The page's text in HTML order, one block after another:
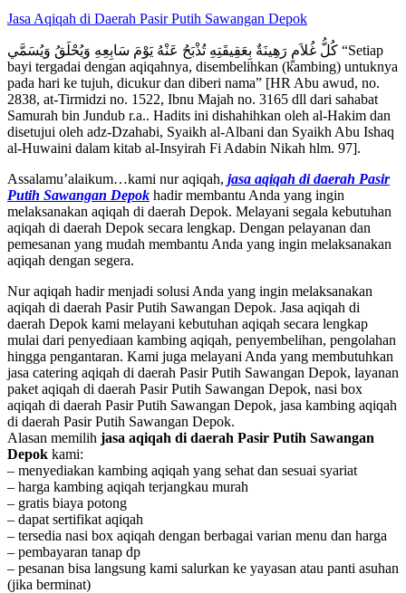
Jasa Aqiqah di Daerah Pasir Putih Sawangan Depok
كُلُّ غُلاَمٍ رَهِينَةٌ بِعَقِيقَتِهِ تُذْبَحُ عَنْهُ يَوْمَ سَابِعِهِ وَيُحْلَقُ وَيُسَمَّي “Setiap
bayi tergadai dengan aqiqahnya, disembelihkan (kambing) untuknya
pada hari ke tujuh, dicukur dan diberi nama” [HR Abu awud, no.
2838, at-Tirmidzi no. 1522, Ibnu Majah no. 3165 dll dari sahabat
Samurah bin Jundub r.a.. Hadits ini dishahihkan oleh al-Hakim dan
disetujui oleh adz-Dzahabi, Syaikh al-Albani dan Syaikh Abu Ishaq
al-Huwaini dalam kitab al-Insyirah Fi Adabin Nikah hlm. 97].
Assalamu’alaikum…kami nur aqiqah, jasa aqiqah di daerah Pasir
Putih Sawangan Depok hadir membantu Anda yang ingin
melaksanakan aqiqah di daerah Depok. Melayani segala kebutuhan
aqiqah di daerah Depok secara lengkap. Dengan pelayanan dan
pemesanan yang mudah membantu Anda yang ingin melaksanakan
aqiqah dengan segera.
Nur aqiqah hadir menjadi solusi Anda yang ingin melaksanakan
aqiqah di daerah Pasir Putih Sawangan Depok. Jasa aqiqah di
daerah Depok kami melayani kebutuhan aqiqah secara lengkap
mulai dari penyediaan kambing aqiqah, penyembelihan, pengolahan
hingga pengantaran. Kami juga melayani Anda yang membutuhkan
jasa catering aqiqah di daerah Pasir Putih Sawangan Depok, layanan
paket aqiqah di daerah Pasir Putih Sawangan Depok, nasi box
aqiqah di daerah Pasir Putih Sawangan Depok, jasa kambing aqiqah
di daerah Pasir Putih Sawangan Depok.
Alasan memilih jasa aqiqah di daerah Pasir Putih Sawangan
Depok kami:
– menyediakan kambing aqiqah yang sehat dan sesuai syariat
– harga kambing aqiqah terjangkau murah
– gratis biaya potong
– dapat sertifikat aqiqah
– tersedia nasi box aqiqah dengan berbagai varian menu dan harga
– pembayaran tanap dp
– pesanan bisa langsung kami salurkan ke yayasan atau panti asuhan
(jika berminat)